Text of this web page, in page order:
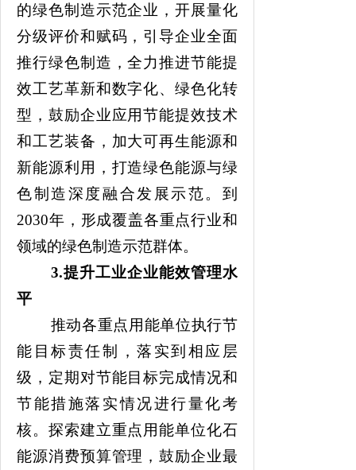
的绿色制造示范企业，开展量化
分级评价和赋码，引导企业全面
推行绿色制造，全力推进节能提
效工艺革新和数字化、绿色化转
型，鼓励企业应用节能提效技术
和工艺装备，加大可再生能源和
新能源利用，打造绿色能源与绿
色制造深度融合发展示范。到
2030年，形成覆盖各重点行业和
领域的绿色制造示范群体。
3.提升工业企业能效管理水
平
推动各重点用能单位执行节
能目标责任制，落实到相应层
级，定期对节能目标完成情况和
节能措施落实情况进行量化考
核。 探索建立重点用能单位化石
能源消费预算管理，鼓励企业最